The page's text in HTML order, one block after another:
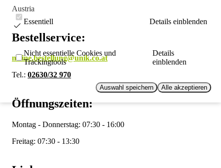
Essentiell Details einblenden
Nicht essentielle Cookies und
Trackingtools
Details
einblenden
Auswahl speichern Alle akzeptieren
Austria
Bestellservice:
meine.bestellung@unik.co.at
Tel.: 02630/32 970
Öffnungszeiten:
Montag - Donnerstag: 07:30 - 16:00
Freitag: 07:30 - 13:30